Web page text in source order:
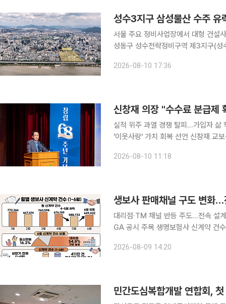
성수3지구 삼성물산 수주
서울 주요 정비사업장에서 대형 건설
성동구 성수전략정비구역 제3지구(
2026-08-10 17:36
신창재 의장 "수수료 분급제
실적 위주 과열 경쟁 탈피…가입자 삶
'이웃사랑' 가치 회복 선언 신창재 교보생명 대표이사 겸 이사회 의장이 내년부터 시행되는 보험설계
라고 평가했다. 10일 교보생
2026-08-10 11:18
생보사 판매채널 구도 변화
대리점·TM 채널 반등 주도…전속 설
GA 공시 주목 생명보험사 신계약 건수가 6월 증가세로 돌아섰지만 판매채널별 표정은 엇갈렸다.
널은 법인보험대리점(GA)으로의 설
2026-08-09 14:20
민간도심복합개발 연합회,